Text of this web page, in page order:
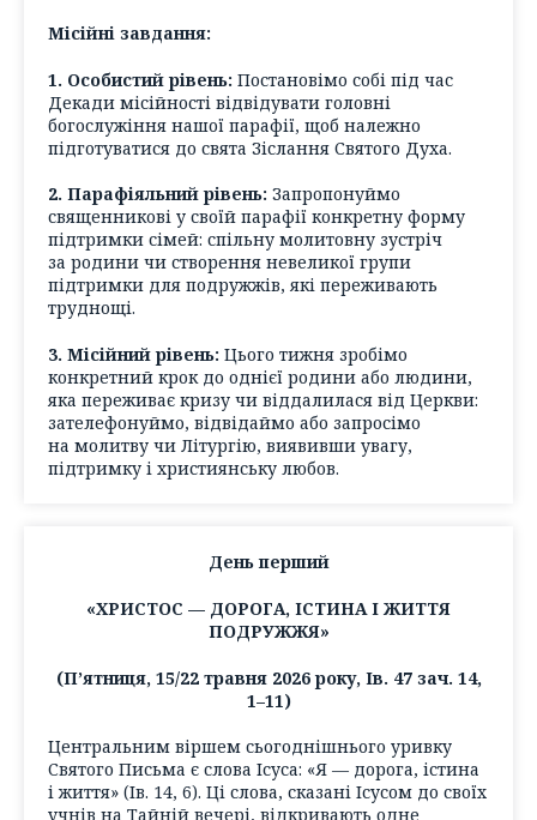
Місійні завдання:
1. Особистий рівень: Постановімо собі під час
Декади місійності відвідувати головні
богослужіння нашої парафії, щоб належно
підготуватися до свята Зіслання Святого Духа.
2. Парафіяльний рівень: Запропонуймо
священникові у своїй парафії конкретну форму
підтримки сімей: спільну молитовну зустріч
за родини чи створення невеликої групи
підтримки для подружжів, які переживають
труднощі.
3. Місійний рівень: Цього тижня зробімо
конкретний крок до однієї родини або людини,
яка переживає кризу чи віддалилася від Церкви:
зателефонуймо, відвідаймо або запросімо
на молитву чи Літургію, виявивши увагу,
підтримку і християнську любов.
День перший
«ХРИСТОС — ДОРОГА, ІСТИНА І ЖИТТЯ
ПОДРУЖЖЯ»
(П’ятниця, 15/22 травня 2026 року, Ів. 47 зач. 14,
1–11)
Центральним віршем сьогоднішнього уривку
Святого Письма є слова Ісуса: «Я — дорога, істина
і життя» (Ів. 14, 6). Ці слова, сказані Ісусом до своїх
учнів на Тайній вечері, відкривають одне